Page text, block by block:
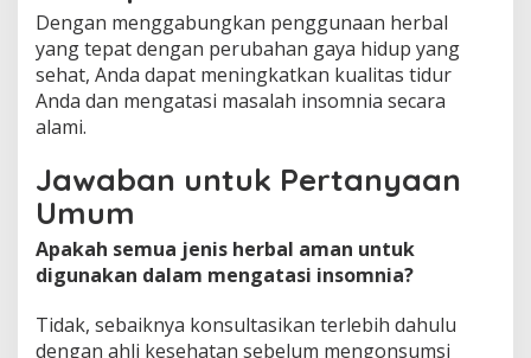
Dengan menggabungkan penggunaan herbal
yang tepat dengan perubahan gaya hidup yang
sehat, Anda dapat meningkatkan kualitas tidur
Anda dan mengatasi masalah insomnia secara
alami.
Jawaban untuk Pertanyaan
Umum
Apakah semua jenis herbal aman untuk
digunakan dalam mengatasi insomnia?
Tidak, sebaiknya konsultasikan terlebih dahulu
dengan ahli kesehatan sebelum mengonsumsi